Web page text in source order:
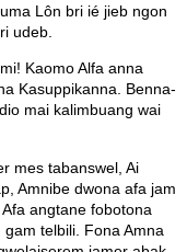
Lôn bri ié jieb ngon
udeb.
Kaomo Alfa anna
Kasuppikanna. Benna-
mai kalimbuang wai
mes tabanswel, Ai
Amnibe dwona afa jam
angtane fobotona
telbili. Fona Amna